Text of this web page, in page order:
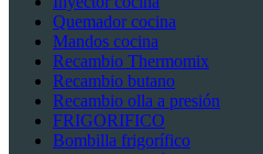
Quemador cocina
Mandos cocina
Recambio Thermomix
Recambio butano
Recambio olla a presión
FRIGORIFICO
Bombilla frigorífico